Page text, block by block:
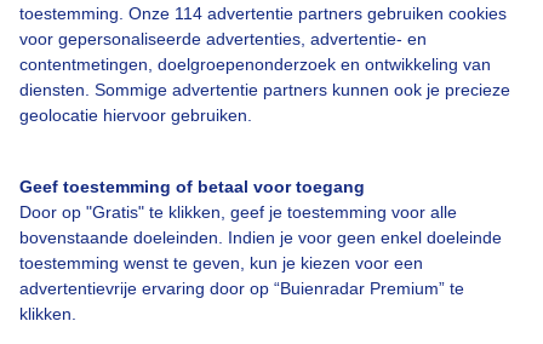
toestemming. Onze 114 advertentie partners gebruiken cookies
voor gepersonaliseerde advertenties, advertentie- en
contentmetingen, doelgroepenonderzoek en ontwikkeling van
diensten. Sommige advertentie partners kunnen ook je precieze
geolocatie hiervoor gebruiken.
Geef toestemming of betaal voor toegang
Door op "Gratis" te klikken, geef je toestemming voor alle
bovenstaande doeleinden. Indien je voor geen enkel doeleinde
toestemming wenst te geven, kun je kiezen voor een
advertentievrije ervaring door op “Buienradar Premium” te
klikken.
Bedrijfsgegevens
Veelgestelde vragen
Gebruikersvoorwaarden
Adverteren
Buienradar Team